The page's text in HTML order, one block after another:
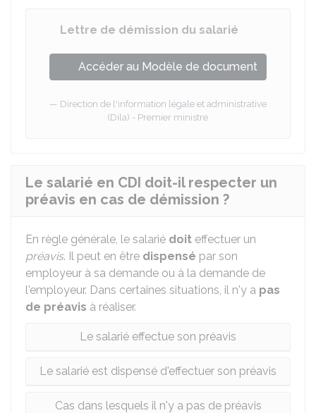
Lettre de démission du salarié
Accéder au Modèle de document
Direction de l'information légale et administrative
(Dila) - Premier ministre
Le salarié en CDI doit-il respecter un
préavis en cas de démission ?
En règle générale, le salarié doit effectuer un
préavis. Il peut en être dispensé par son
employeur à sa demande ou à la demande de
l'employeur. Dans certaines situations, il n'y a pas
de préavis à réaliser.
Le salarié effectue son préavis
Le salarié est dispensé d'effectuer son préavis
Cas dans lesquels il n'y a pas de préavis